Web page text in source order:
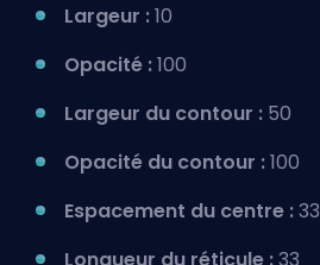
Largeur :10
Opacité :100
Largeur du contour : 50
Opacité du contour :100
Espacement du centre :33
Longueur du réticule :33